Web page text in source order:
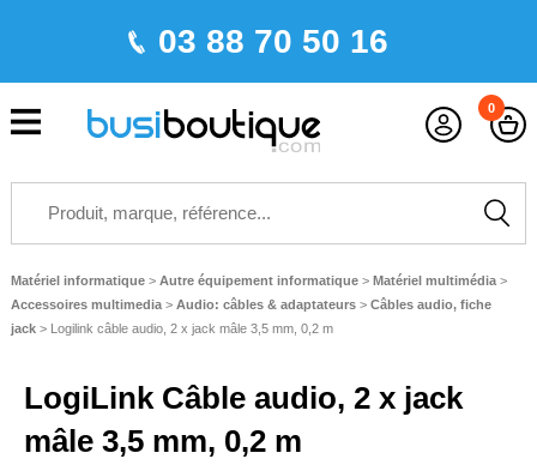
03 88 70 50 16
0
Matériel informatique > Autre équipement informatique > Matériel multimédia >
Accessoires multimedia > Audio: câbles & adaptateurs > Câbles audio, fiche
jack> Logilink câble audio, 2 x jack mâle 3,5 mm, 0,2 m
LogiLink Câble audio, 2 x jack
mâle 3,5 mm, 0,2 m